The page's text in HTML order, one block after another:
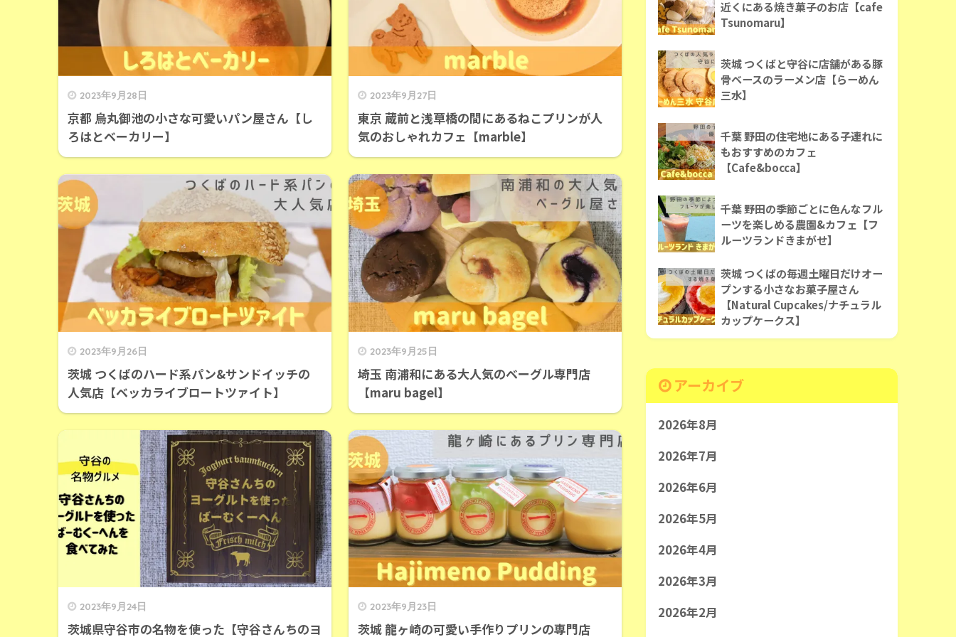
2023年9月28日
京都 烏丸御池の小さな可愛いパン屋さん【し
ろはとベーカリー】
2023年9月27日
東京 蔵前と浅草橋の間にあるねこプリンが人
気のおしゃれカフェ【marble】
2023年9月26日
茨城 つくばのハード系パン&サンドイッチの
人気店【ベッカライブロートツァイト】
2023年9月25日
埼玉 南浦和にある大人気のベーグル専門店
【maru bagel】
2023年9月24日
茨城県守谷市の名物を使った【守谷さんちのヨ
2023年9月23日
茨城 龍ヶ崎の可愛い手作りプリンの専門店
近くにある焼き菓子のお店【cafe
Tsunomaru】
茨城 つくばと守谷に店舗がある豚
骨ベースのラーメン店【らーめん
三水】
千葉 野田の住宅地にある子連れに
もおすすめのカフェ
【Cafe&bocca】
千葉 野田の季節ごとに色んなフル
ーツを楽しめる農園&カフェ【フ
ルーツランドきまがせ】
茨城 つくばの毎週土曜日だけオー
プンする小さなお菓子屋さん
【Natural Cupcakes/ナチュラル
カップケークス】
アーカイブ
2026年8月
2026年7月
2026年6月
2026年5月
2026年4月
2026年3月
2026年2月